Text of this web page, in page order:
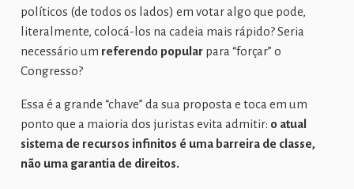
políticos (de todos os lados) em votar algo que pode,
literalmente, colocá-los na cadeia mais rápido? Seria
necessário um referendo popularpara “forçar” o
Congresso?
Essa é a grande “chave” da sua proposta e toca em um
ponto que a maioria dos juristas evita admitir: o atual
sistema de recursos infinitos é uma barreira de classe,
não uma garantia de direitos.